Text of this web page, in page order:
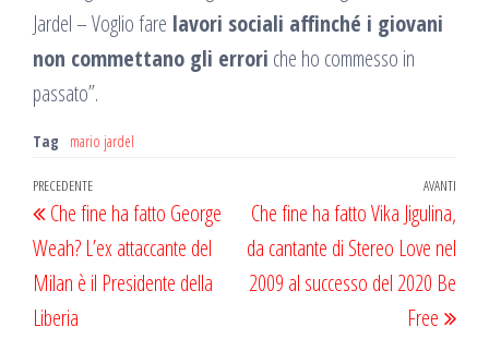
Jardel – Voglio fare lavori sociali affinché i giovani
non commettano gli errori che ho commesso in
passato”.
Tag mario jardel
Navigazione
articoli
Articolo
precedente
PRECEDENTE
Che fine ha fatto George
Weah? L’ex attaccante del
Milan è il Presidente della
Liberia
AVANTI
Che fine ha fatto Vika Jigulina,
da cantante di Stereo Love nel
2009 al successo del 2020 Be
Free